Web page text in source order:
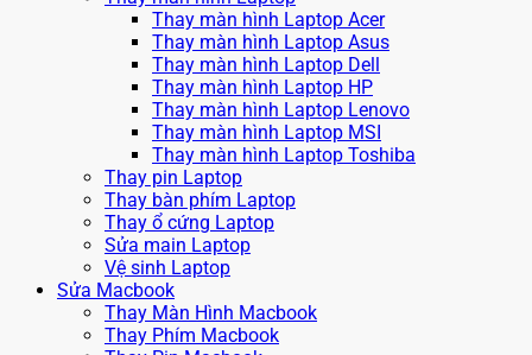
Thay màn hình Laptop Acer
Thay màn hình Laptop Asus
Thay màn hình Laptop Dell
Thay màn hình Laptop HP
Thay màn hình Laptop Lenovo
Thay màn hình Laptop MSI
Thay màn hình Laptop Toshiba
Thay pin Laptop
Thay bàn phím Laptop
Thay ổ cứng Laptop
Sửa main Laptop
Vệ sinh Laptop
Sửa Macbook
Thay Màn Hình Macbook
Thay Phím Macbook